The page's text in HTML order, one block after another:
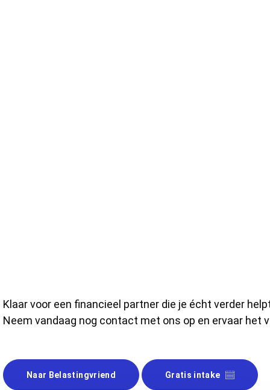
Klaar voor een financieel partner die je écht verder
Neem vandaag nog contact met ons op en ervaar het
Naar Belastingvriend Gratis intake